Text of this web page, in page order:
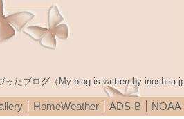
ったブログ（My blog is written by
HomeWeather ADS-B NOAA